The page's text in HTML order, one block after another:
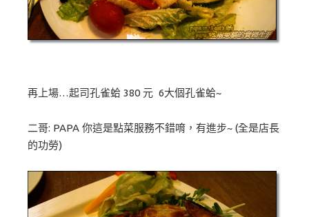
再上場…起司孔雀蛤 380 元 6大個孔雀蛤~
二哥: PAPA 你這是點菜服務不錯唷，有進步~ (全是店長
的功勞)